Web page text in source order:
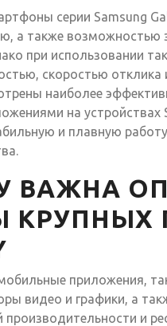
серии Samsung
а также возможностью
при использовании
скоростью отклика
наиболее
на устройствах
и плавную
ВАЖНА
приложения,
видео и графики, а
и